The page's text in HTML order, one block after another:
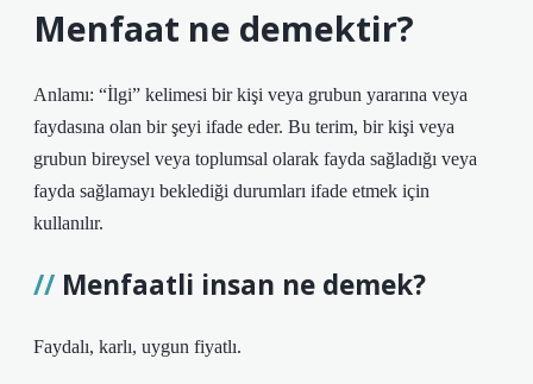
Menfaat ne demektir?
Anlamı: “İlgi” kelimesi bir kişi veya grubun yararına veya
faydasına olan bir şeyi ifade eder. Bu terim, bir kişi veya
grubun bireysel veya toplumsal olarak fayda sağladığı veya
fayda sağlamayı beklediği durumları ifade etmek için
kullanılır.
Menfaatli insan ne demek?
Faydalı, karlı, uygun fiyatlı.